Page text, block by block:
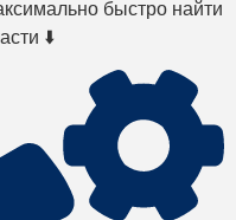
быстро найти
⬇️